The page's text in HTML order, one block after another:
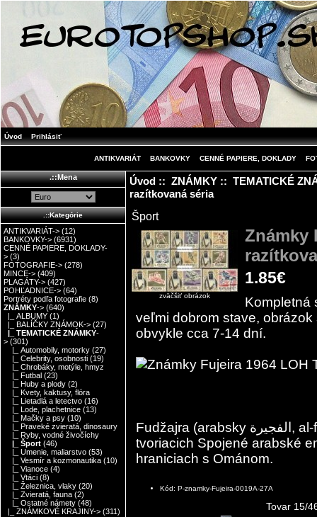
Úvod Prihlásiť
ANTIKVARIÁT BANKOVKY CENNÉ PAPIERE, DOKLADY
.::Mena
.::Kategórie
ANTIKVARIÁT-> (12)
BANKOVKY-> (6931)
CENNÉ PAPIERE, DOKLADY-
> (3)
FOTOGRAFIE-> (278)
MINCE-> (409)
PLAGÁTY-> (427)
POHĽADNICE-> (64)
Portréty podľa fotografie (8)
ZNÁMKY-> (640)
|_ ALBUMY (1)
|_ BALÍČKY ZNÁMOK-> (27)
|_ TEMATICKÉ ZNÁMKY-
> (301)
|_ Automobily, motorky (27)
|_ Celebrity, osobnosti (19)
|_ Chrobáky, motýle, hmyz
|_ Futbal (23)
|_ Huby a plody (2)
|_ Kvety, kaktusy, flóra
|_ Lietadlá a letectvo (16)
|_ Lode, plachetnice (13)
|_ Mačky a psy (10)
|_ Praveké zvieratá, dinosaury
|_ Ryby, vodné živočíchy
|_ Šport (46)
|_ Umenie, maliarstvo (53)
|_ Vesmír a kozmonautika (10)
|_ Vianoce (4)
|_ Vtáci (8)
|_ Železnica, vlaky (20)
|_ Zvieratá, fauna (2)
|_ Ostatné námety (48)
|_ ZNÁMKOVÉ KRAJINY-> (311)
Úvod:: ZNÁMKY:: TEMATICKÉ
razítkovaná séria
Šport
zväčšiť obrázok
Známky
1.85€
Kompletná
veľmi dobrom stave,
obvykle cca 7-14 dní.
Fudžajra (arabsky الفجيرة, al-fuǧayrah) je jedným zo siedmich emirátov,
tvoriacich Spojené arabské
hraniciach s Ománom.
Kód: P-znamky-Fujeira-0019A-27A
Tovar 15/